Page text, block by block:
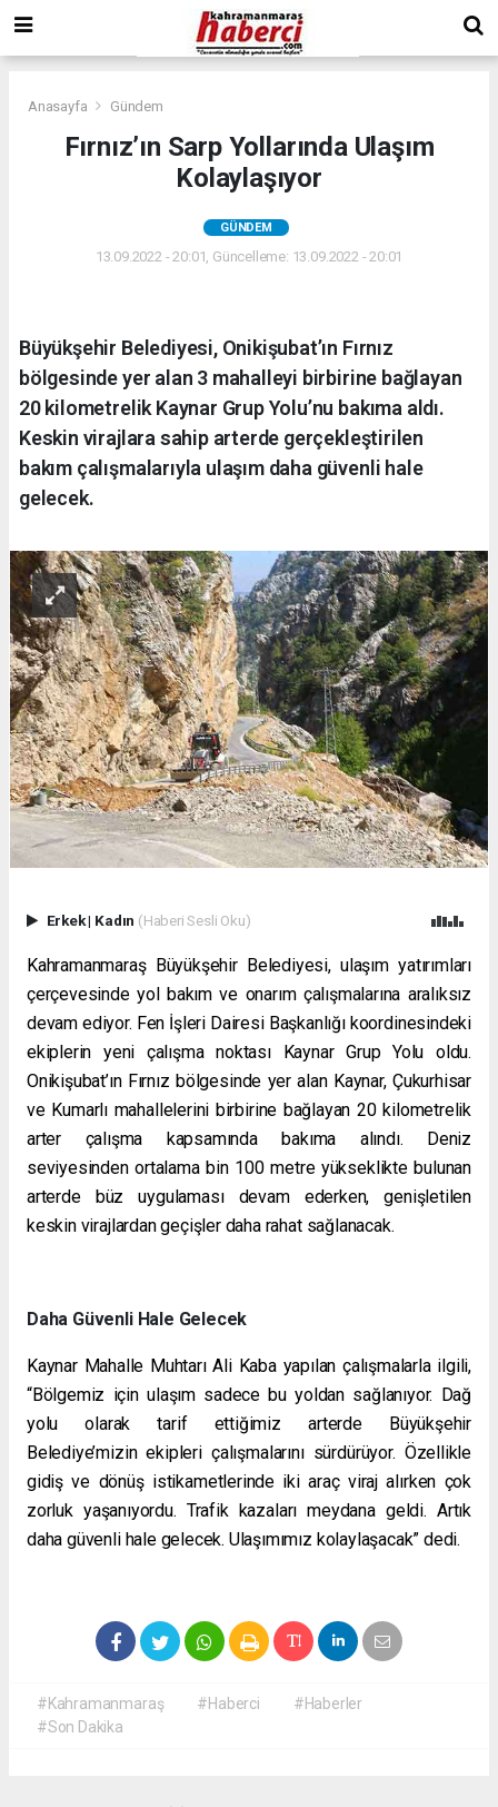
Anasayfa Gündem
Fırnız’ın Sarp Yollarında Ulaşım
Kolaylaşıyor
GÜNDEM
13.09.2022 - 20:01, Güncelleme: 13.09.2022 - 20:01
Büyükşehir Belediyesi, Onikişubat’ın Fırnız
bölgesinde yer alan 3 mahalleyi birbirine bağlayan
20 kilometrelik Kaynar Grup Yolu’nu bakıma aldı.
Keskin virajlara sahip arterde gerçekleştirilen
bakım çalışmalarıyla ulaşım daha güvenli hale
gelecek.
Erkek| Kadın (Haberi Sesli Oku)
Kahramanmaraş Büyükşehir Belediyesi, ulaşım yatırımları
çerçevesinde yol bakım ve onarım çalışmalarına aralıksız
devam ediyor. Fen İşleri Dairesi Başkanlığı koordinesindeki
ekiplerin yeni çalışma noktası Kaynar Grup Yolu oldu.
Onikişubat’ın Fırnız bölgesinde yer alan Kaynar, Çukurhisar
ve Kumarlı mahallelerini birbirine bağlayan 20 kilometrelik
arter çalışma kapsamında bakıma alındı. Deniz
seviyesinden ortalama bin 100 metre yükseklikte bulunan
arterde büz uygulaması devam ederken, genişletilen
keskin virajlardan geçişler daha rahat sağlanacak.
Daha Güvenli Hale Gelecek
Kaynar Mahalle Muhtarı Ali Kaba yapılan çalışmalarla ilgili,
“Bölgemiz için ulaşım sadece bu yoldan sağlanıyor. Dağ
yolu olarak tarif ettiğimiz arterde Büyükşehir
Belediye’mizin ekipleri çalışmalarını sürdürüyor. Özellikle
gidiş ve dönüş istikametlerinde iki araç viraj alırken çok
zorluk yaşanıyordu. Trafik kazaları meydana geldi. Artık
daha güvenli hale gelecek. Ulaşımımız kolaylaşacak” dedi.
#Kahramanmaraş #Haberci
#Haberler
#Son Dakika